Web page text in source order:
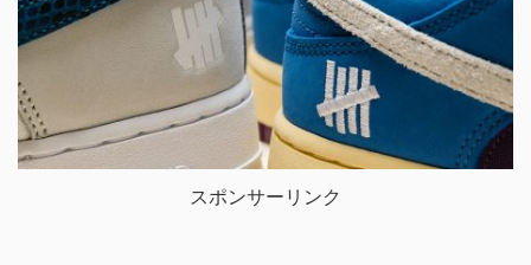
スポンサーリンク